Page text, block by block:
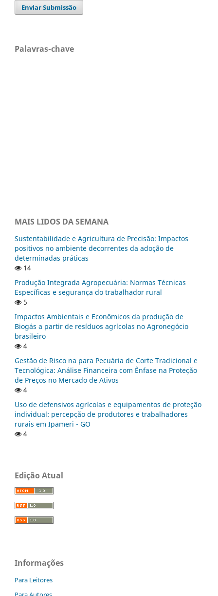
Enviar Submissão
Palavras-chave
MAIS LIDOS DA SEMANA
Sustentabilidade e Agricultura de Precisão: Impactos
positivos no ambiente decorrentes da adoção de
determinadas práticas
14
Produção Integrada Agropecuária: Normas Técnicas
Específicas e segurança do trabalhador rural
5
Impactos Ambientais e Econômicos da produção de
Biogás a partir de resíduos agrícolas no Agronegócio
brasileiro
4
Gestão de Risco na para Pecuária de Corte Tradicional e
Tecnológica: Análise Financeira com Ênfase na Proteção
de Preços no Mercado de Ativos
4
Uso de defensivos agrícolas e equipamentos de proteção
individual: percepção de produtores e trabalhadores
rurais em Ipameri - GO
4
Edição Atual
Informações
Para Leitores